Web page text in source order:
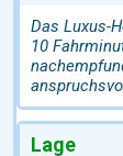
Das Luxus-
10
Lage